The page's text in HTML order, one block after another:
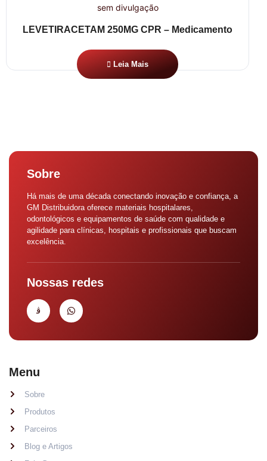
LEVETIRACETAM 250MG CPR – Medicamento
Leia Mais
Sobre
Há mais de uma década conectando inovação e confiança, a
GM Distribuidora oferece materiais hospitalares,
odontológicos e equipamentos de saúde com qualidade e
agilidade para clínicas, hospitais e profissionais que buscam
excelência.
Nossas redes
Menu
Sobre
Produtos
Parceiros
Blog e Artigos